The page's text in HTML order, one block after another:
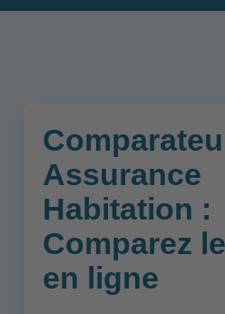
Assurance
Habitation :
Comparez
en ligne